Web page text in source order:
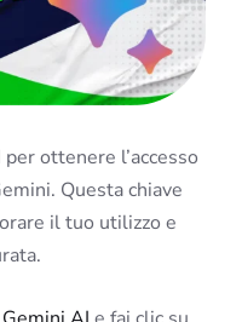
ottenere l’accesso
Questa chiave
il tuo utilizzo e